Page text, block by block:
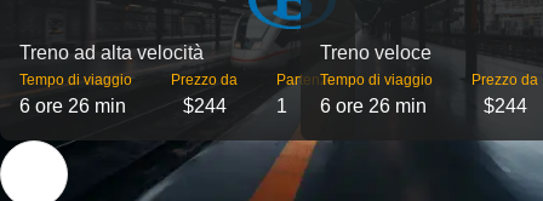
Treno ad alta velocità
Tempo di viaggio
6 ore 26 min
Prezzo da
$244
Partenze
1
Treno veloce
Tempo di viaggio
6 ore 26 min
Prezzo da
$244